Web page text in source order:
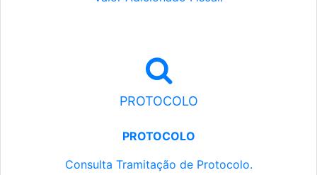
PROTOCOLO
PROTOCOLO
Consulta Tramitação de Protocolo.